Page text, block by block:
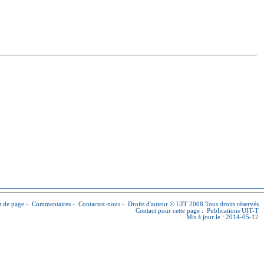
de page - Commentaires - Contactez-nous - Droits d'auteur © UIT 2008 Tous droits réservés
Contact pour cette page : Publications UIT-T
Mis à jour le : 2014-05-12